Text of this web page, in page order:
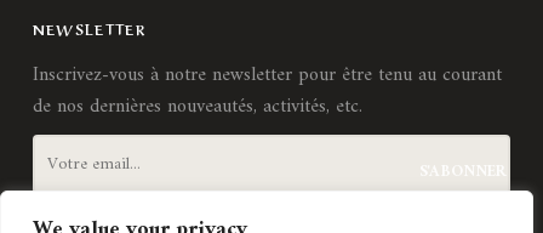
NEWSLETTER
Inscrivez-vous à notre newsletter pour être tenu au courant
de nos dernières nouveautés, activités, etc.